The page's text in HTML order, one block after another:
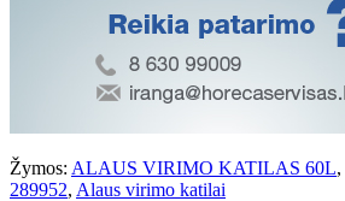
Žymos: ALAUS VIRIMO KATILAS 60L,
289952, Alaus virimo katilai